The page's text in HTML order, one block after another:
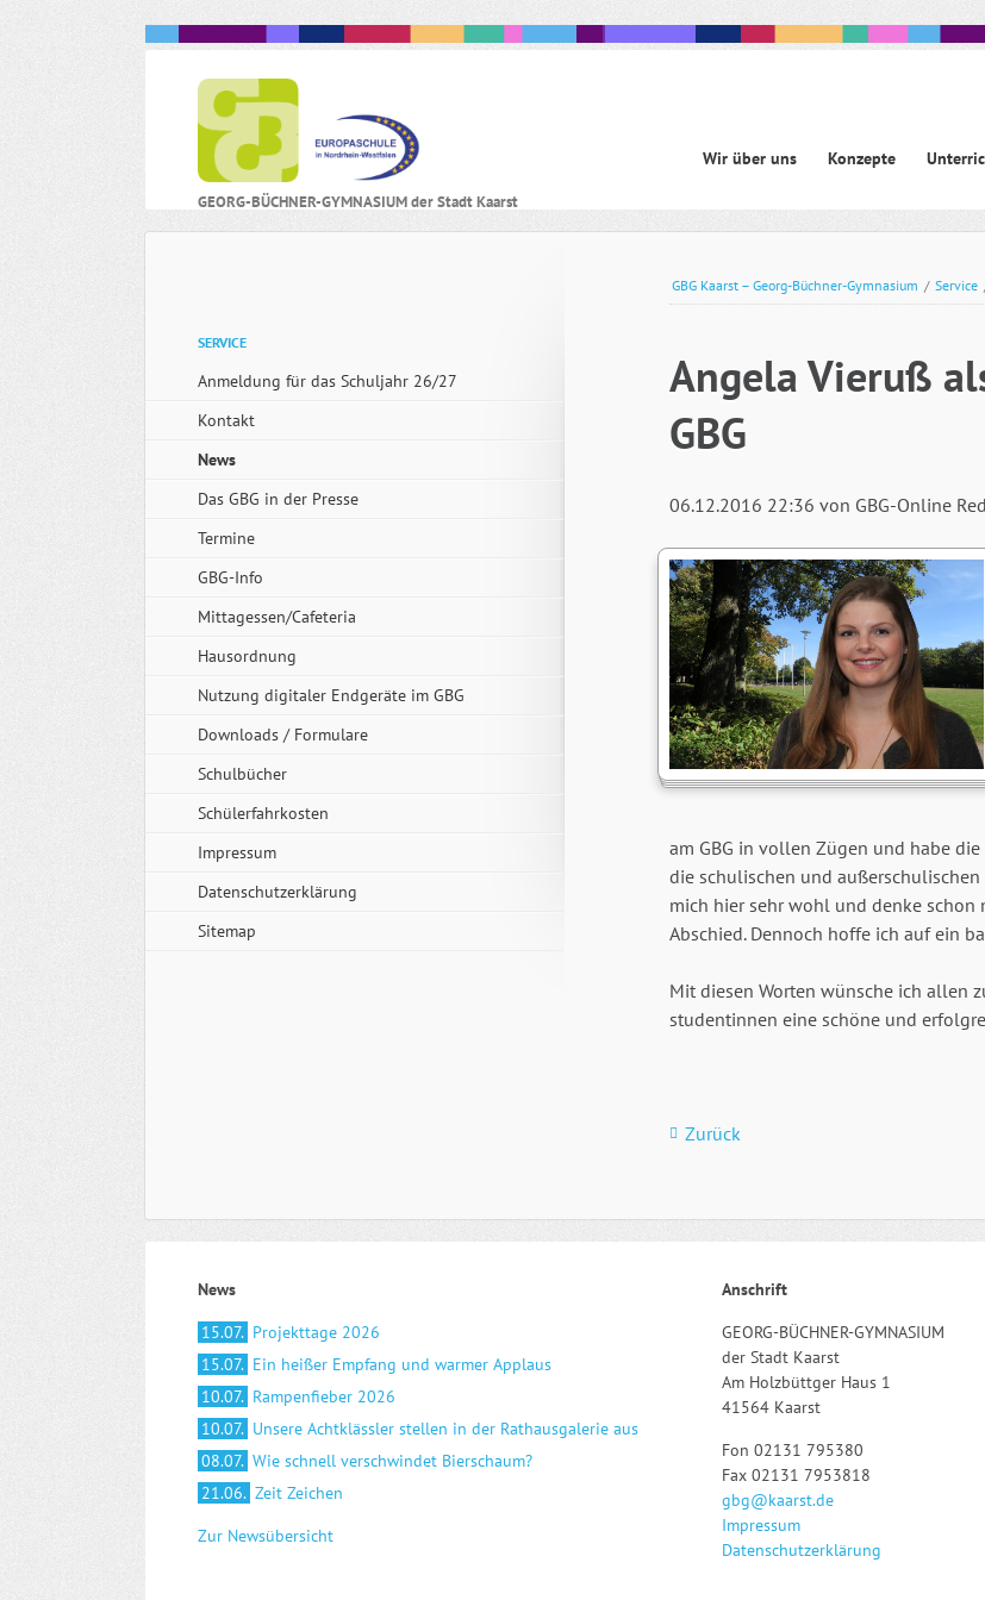
GEORG-BÜCHNER-GYMNASIUM der Stadt Kaarst
Navigation
Wir über uns Konzepte
Navigation
GBG Kaarst – Georg-Büchner-Gymnasium / Service
Angela Vieruß
GBG
06.12.2016 22:36 von GBG-Online
am GBG in vollen Zügen und habe
die schulischen und
mich hier sehr wohl und denke schon
Abschied. Dennoch hoffe ich auf ein
Mit diesen Worten wünsche ich allen
studentinnen eine schöne und
Zurück
Navigation
SERVICE
Anmeldung für das Schuljahr 26/27
Kontakt
News
Das GBG in der Presse
Termine
GBG-Info
Mittagessen/Cafeteria
Hausordnung
Nutzung digitaler Endgeräte im GBG
Downloads / Formulare
Schulbücher
Schülerfahrkosten
Impressum
Datenschutzerklärung
Sitemap
News
15.07. Projekttage 2026
15.07. Ein heißer Empfang und warmer Applaus
10.07. Rampenfieber 2026
10.07. Unsere Achtklässler stellen in der Rathausgalerie aus
08.07. Wie schnell verschwindet Bierschaum?
21.06. Zeit Zeichen
Zur Newsübersicht
Anschrift
GEORG-BÜCHNER-GYMNASIUM
der Stadt Kaarst
Am Holzbüttger Haus 1
41564 Kaarst
Fon 02131 795380
Fax 02131 7953818
gbg@kaarst.de
Impressum
Datenschutzerklärung